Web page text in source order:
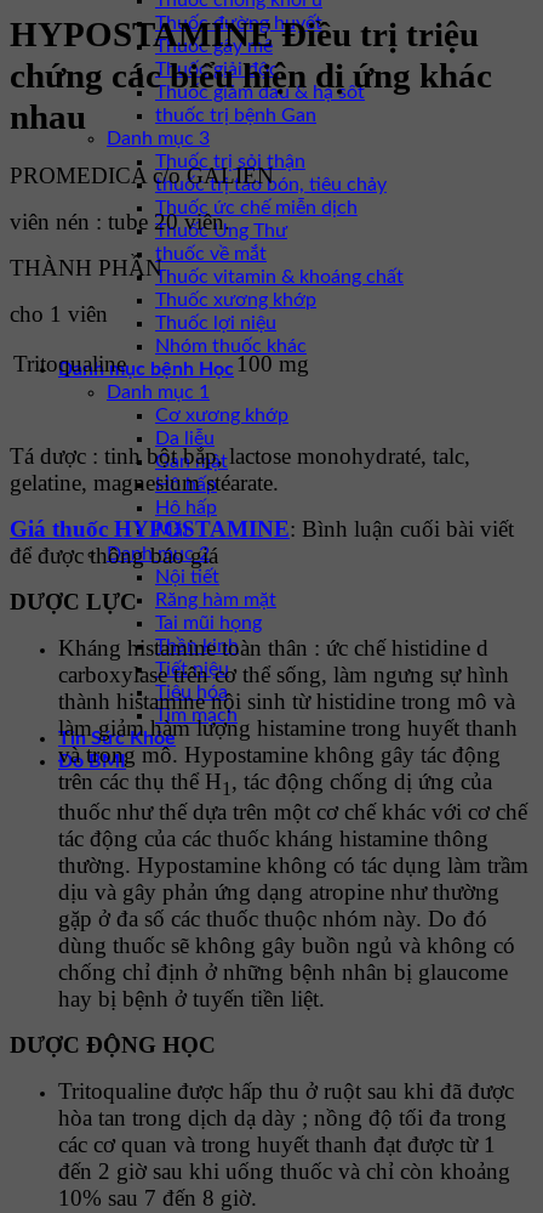
Thuốc đường huyết
Thuốc gây mê
Thuốc giải độc
Thuốc giảm đau & hạ sốt
thuốc trị bệnh Gan
Danh mục 3
Thuốc trị sỏi thận
thuốc trị táo bón, tiêu chảy
Thuốc ức chế miễn dịch
Thuốc Ung Thư
thuốc về mắt
Thuốc vitamin & khoáng chất
Thuốc xương khớp
Thuốc lợi niệu
Nhóm thuốc khác
Danh mục bệnh Học
Danh mục 1
Cơ xương khớp
Da liễu
Gan mật
Hô hấp
Hô hấp
Mắt
Danh mục 2
Nội tiết
Răng hàm mặt
Tai mũi họng
Thần kinh
Tiết niệu
Tiêu hóa
Tim mạch
Tin Sức Khỏe
Đo BMI
HYPOSTAMINE Điều trị triệu
chứng các biểu hiện dị ứng khác
nhau
PROMEDICA c/o GALIEN
viên nén : tube 20 viên.
THÀNH PHẦN
cho 1 viên
Tritoqualine
100 mg
Tá dược : tinh bột bắp, lactose monohydraté, talc,
gelatine, magnesium stéarate.
Giá thuốc HYPOSTAMINE: Bình luận cuối bài viết
để được thông báo giá
DƯỢC LỰC
Kháng histamine toàn thân : ức chế histidine d
carboxylase trên cơ thể sống, làm ngưng sự hình
thành histamine nội sinh từ histidine trong mô và
làm giảm hàm lượng histamine trong huyết thanh
và trong mô. Hypostamine không gây tác động
trên các thụ thể H1 , tác động chống dị ứng của
thuốc như thế dựa trên một cơ chế khác với cơ chế
tác động của các thuốc kháng histamine thông
thường. Hypostamine không có tác dụng làm trầm
dịu và gây phản ứng dạng atropine như thường
gặp ở đa số các thuốc thuộc nhóm này. Do đó
dùng thuốc sẽ không gây buồn ngủ và không có
chống chỉ định ở những bệnh nhân bị glaucome
hay bị bệnh ở tuyến tiền liệt.
DƯỢC ĐỘNG HỌC
Tritoqualine được hấp thu ở ruột sau khi đã được
hòa tan trong dịch dạ dày ; nồng độ tối đa trong
các cơ quan và trong huyết thanh đạt được từ 1
đến 2 giờ sau khi uống thuốc và chỉ còn khoảng
10% sau 7 đến 8 giờ.